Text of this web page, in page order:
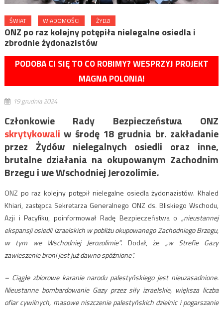
ŚWIAT WIADOMOŚCI ŻYDZI
ONZ po raz kolejny potępiła nielegalne osiedla i
zbrodnie żydonazistów
PODOBA CI SIĘ TO CO ROBIMY? WESPRZYJ PROJEKT
MAGNA POLONIA!
19 grudnia 2024
Członkowie Rady Bezpieczeństwa ONZ
skrytykowali w środę 18 grudnia br. zakładanie
przez Żydów nielegalnych osiedli oraz inne,
brutalne działania na okupowanym Zachodnim
Brzegu i we Wschodniej Jerozolimie.
ONZ po raz kolejny potępił nielegalne osiedla żydonazistów. Khaled
Khiari, zastępca Sekretarza Generalnego ONZ ds. Bliskiego Wschodu,
Azji i Pacyfiku, poinformował Radę Bezpieczeństwa o„nieustannej
ekspansji osiedli izraelskich w pobliżu okupowanego Zachodniego Brzegu,
w tym we Wschodniej Jerozolimie”. Dodał, że„w Strefie Gazy
zawieszenie broni jest już dawno spóźnione”.
– Ciągłe zbiorowe karanie narodu palestyńskiego jest nieuzasadnione.
Nieustanne bombardowanie Gazy przez siły izraelskie, większa liczba
ofiar cywilnych, masowe niszczenie palestyńskich dzielnic i pogarszanie